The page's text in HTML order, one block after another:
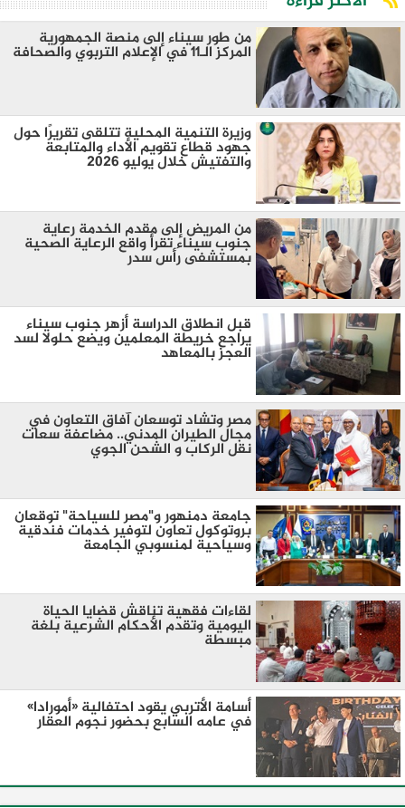
من طور سيناء إلى منصة الجمهورية
المركز الـ11 في الإعلام التربوي والصحافة
وزيرة التنمية المحلية تتلقى تقريرًا حول
جهود قطاع تقويم الأداء والمتابعة
والتفتيش خلال يوليو 2026
من المريض إلى مقدم الخدمة رعاية
جنوب سيناء تقرأ واقع الرعاية الصحية
بمستشفى رأس سدر
قبل انطلاق الدراسة أزهر جنوب سيناء
يراجع خريطة المعلمين ويضع حلولا لسد
العجز بالمعاهد
مصر وتشاد توسعان آفاق التعاون في
مجال الطيران المدني.. مضاعفة سعات
نقل الركاب و الشحن الجوي
جامعة دمنهور و"مصر للسياحة" توقعان
بروتوكول تعاون لتوفير خدمات فندقية
وسياحية لمنسوبي الجامعة
لقاءات فقهية تناقش قضايا الحياة
اليومية وتقدم الأحكام الشرعية بلغة
مبسطة
أسامة الأتربي يقود احتفالية «أمورادا»
في عامه السابع بحضور نجوم العقار